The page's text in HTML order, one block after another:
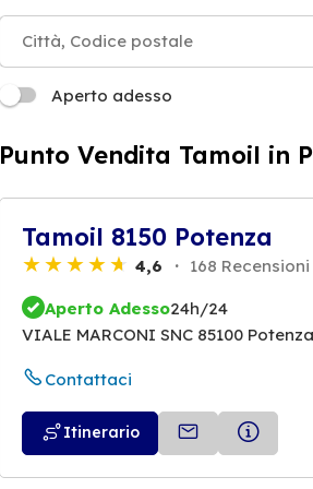
Aperto adesso
Punto Vendita Tamoil in
Tamoil 8150 Potenza
4,6 168 Recensioni
Aperto Adesso24h/24
VIALE MARCONI SNC 85100 Potenza
Contattaci
Itinerario